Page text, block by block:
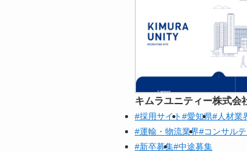
キムラユニティー株式会
#採用サイト#愛知県#人材業
#運輸・物流業界#コンサル
#新卒募集#中途募集